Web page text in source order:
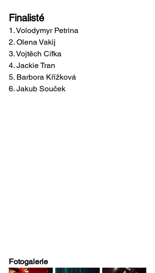
Finalisté
1. Volodymyr Petrina
2. Olena Vakij
3. Vojtěch Cífka
4. Jackie Tran
5. Barbora Křížková
6. Jakub Souček
Fotogalerie